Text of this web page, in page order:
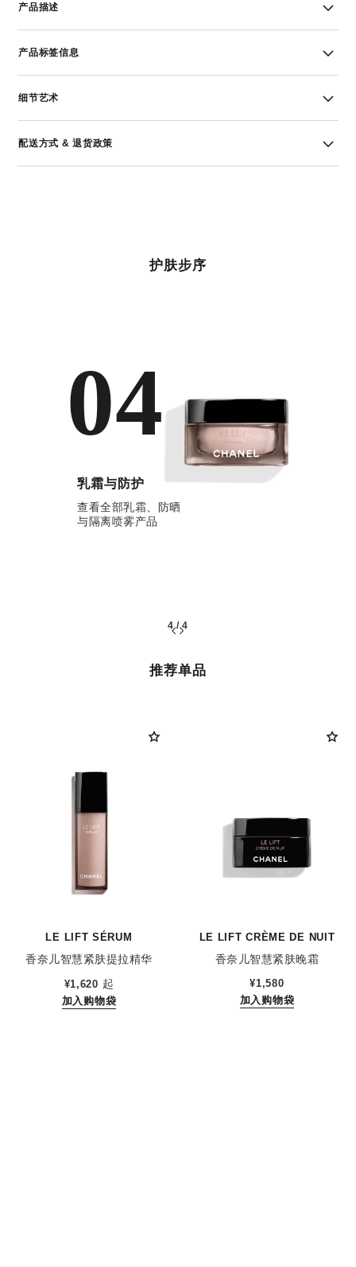
产品描述
产品标签信息
细节艺术
配送方式 & 退货政策
护肤步序
04
乳霜与防护
查看全部乳霜、防晒
与隔离喷雾产品
4/4
推荐单品
LE LIFT SÉRUM
香奈儿智慧紧肤提拉精华
¥1,620 起
加入购物袋
LE LIFT CRÈME DE NUIT
香奈儿智慧紧肤晚霜
参考编号 141760
¥1,580
加入购物袋